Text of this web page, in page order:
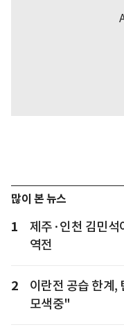
많이 본 뉴스
1
제주·인천 김민석
역전
2
이란전 공습 한계
모색중"